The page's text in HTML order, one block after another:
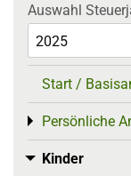
Auswahl
Start /
Persönliche
Toggle menu
Kinder
Toggle menu